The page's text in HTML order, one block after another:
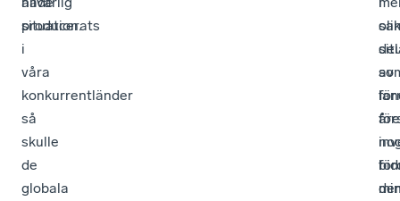
situation.
producerats
i
våra
konkurrentländer
så
skulle
de
globala
av